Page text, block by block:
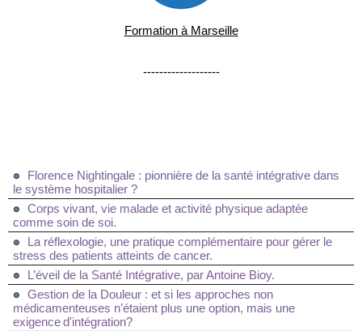
Formation à Marseille
-------------------
Florence Nightingale : pionnière de la santé intégrative dans
le système hospitalier ?
Corps vivant, vie malade et activité physique adaptée
comme soin de soi.
La réflexologie, une pratique complémentaire pour gérer le
stress des patients atteints de cancer.
L’éveil de la Santé Intégrative, par Antoine Bioy.
Gestion de la Douleur : et si les approches non
médicamenteuses n’étaient plus une option, mais une
exigence d'intégration?